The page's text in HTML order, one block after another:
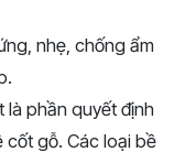
nhẹ, chống ẩm
là phần quyết định
cốt gỗ. Các loại bề